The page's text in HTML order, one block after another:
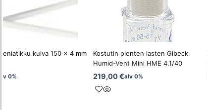
kuiva 150 x 4 mm
0%
Kostutin pienten lasten Gibeck
Humid-Vent Mini HME 4.1/40
219,00€alv 0%